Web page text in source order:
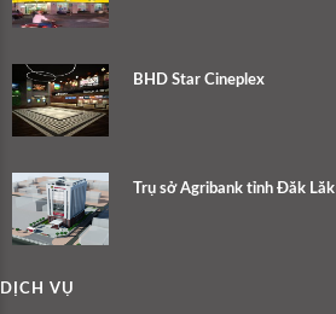
BHD Star Cineplex
Trụ sở Agribank tỉnh Đăk Lăk
DỊCH VỤ